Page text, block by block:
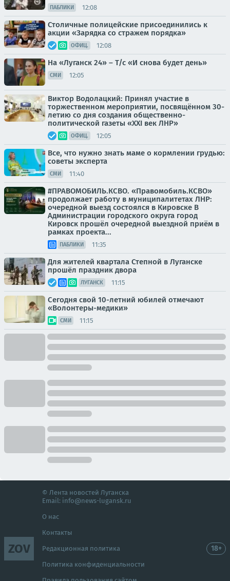
ПАБЛИКИ 12:08
Столичные полицейские присоединились к
акции «Зарядка со стражем порядка»
ОФИЦ. 12:08
На «Луганск 24» – Т/с «И снова будет день»
СМИ 12:05
Виктор Водолацкий: Принял участие в
торжественном мероприятии, посвящённом 30-
летию со дня создания общественно-
политической газеты «XXI век ЛНР»
ОФИЦ. 12:05
Все, что нужно знать маме о кормлении грудью:
советы эксперта
СМИ 11:40
#ПРАВОМОБИЛЬ.КСВО. «Правомобиль.КСВО»
продолжает работу в муниципалитетах ЛНР:
очередной выезд состоялся в Кировске В
Администрации городского округа город
Кировск прошёл очередной выездной приём в
рамках проекта...
ПАБЛИКИ 11:35
Для жителей квартала Степной в Луганске
прошёл праздник двора
ЛУГАНСК 11:15
Сегодня свой 10-летний юбилей отмечают
«Волонтеры-медики»
СМИ 11:15
ZOV
© Лента новостей Луганска
Email: info@news-lugansk.ru
О нас
Контакты
Редакционная политика
Политика конфиденциальности
18+